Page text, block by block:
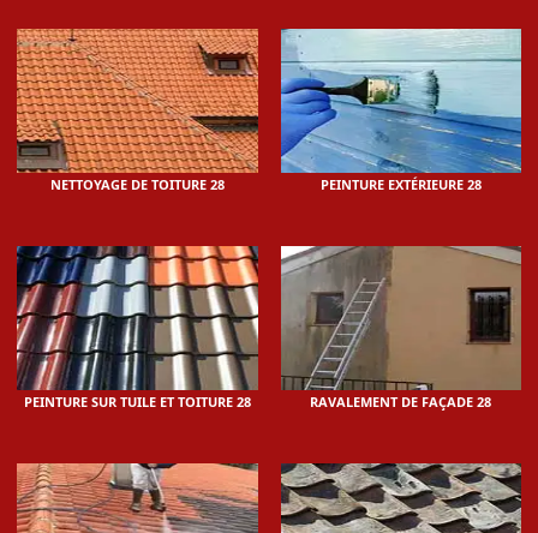
NETTOYAGE DE TOITURE 28 PEINTURE EXTÉRIEURE 28
PEINTURE SUR TUILE ET TOITURE 28 RAVALEMENT DE FAÇADE 28